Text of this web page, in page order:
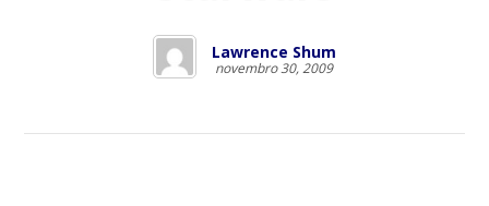
Lawrence Shum
novembro 30, 2009